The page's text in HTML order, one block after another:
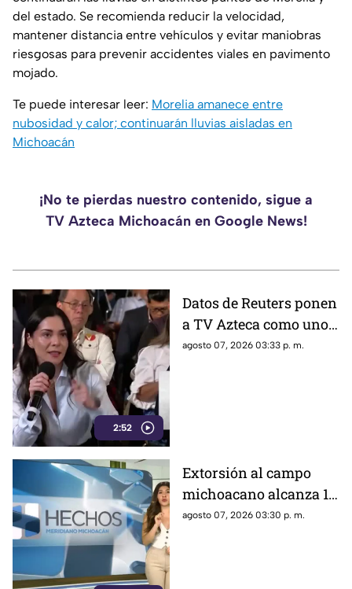
del estado. Se recomienda reducir la velocidad,
mantener distancia entre vehículos y evitar maniobras
riesgosas para prevenir accidentes viales en pavimento
mojado.
Te puede interesar leer: Morelia amanece entre
nubosidad y calor; continuarán lluvias aisladas en
Michoacán
¡No te pierdas nuestro contenido, sigue a
TV Azteca Michoacán en Google News!
2:52
Datos de Reuters ponen
a TV Azteca como uno
de los medios con
agosto 07, 2026 03:33 p. m.
Extorsión al campo
michoacano alcanza 18
mil millones de pesos;
agosto 07, 2026 03:30 p. m.